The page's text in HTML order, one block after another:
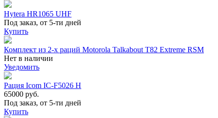
Hytera HR1065 UHF
Под заказ, от 5-ти дней
Купить
Комплект из 2-х раций Motorola Talkabout T82 Extreme RSM
Нет в наличии
Уведомить
Рация Icom IC-F5026 H
65000 руб.
Под заказ, от 5-ти дней
Купить